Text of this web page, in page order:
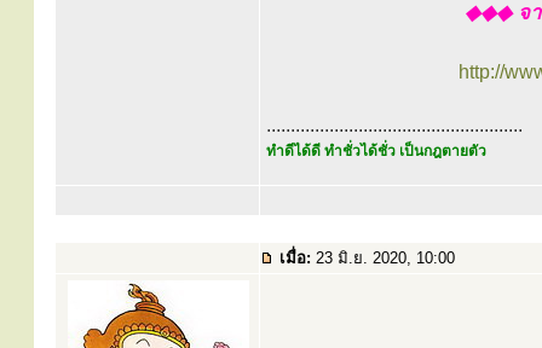
◆◆◆ จา
http://
.....................................................
ทำดีได้ดี ทำชั่วได้ชั่ว เป็นกฎตายตัว
เมื่อ: 23 มิ.ย. 2020, 10:00